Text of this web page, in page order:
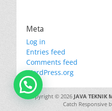
Meta
Log in
Entries feed
Comments feed
WordPress.org
Copyright © 2026 JAVA TEKNIK
Catch Responsive